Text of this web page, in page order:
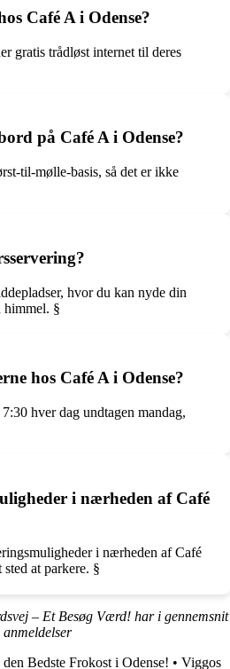
Café A i Odense?
gratis trådløst internet til deres
på Café A i Odense?
til-mølle-basis, så det er ikke
hvor du kan nyde din
himmel. §
hos Café A i Odense?
hver dag undtagen mandag,
i nærheden af Café
i nærheden af Café
at parkere. §
– Et Besøg Værd! har i gennemsnit
anmeldelser
Bedste Frokost i Odense! • Viggos